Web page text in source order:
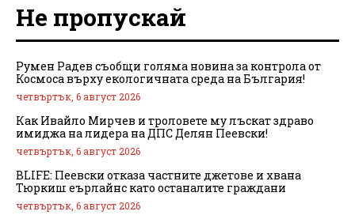
Не пропускай
Румен Радев съобщи голяма новина за контрола от
Космоса върху екологичната среда на България!
четвъртък, 6 август 2026
Как Ивайло Мирчев и троловете му лъскат здраво
имиджа на лидера на ДПС Делян Пеевски!
четвъртък, 6 август 2026
BLIFE: Пеевски отказа частните джетове и хвана
Тюркиш еърлайнс като останалите граждани
четвъртък, 6 август 2026